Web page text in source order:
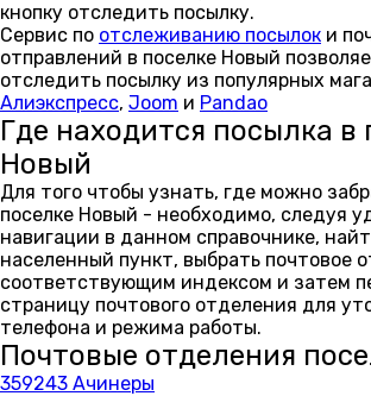
кнопку отследить посылку.
Сервис по отслеживанию посылок и
отправлений в поселке Новый
отследить посылку из популярных
Алиэкспресс, Joom и Pandao
Где находится посылка в
Новый
Для того чтобы узнать, где можно
поселке Новый - необходимо, следуя
навигации в данном справочнике,
населенный пункт, выбрать почтовое
соответствующим индексом и затем
страницу почтового отделения для
телефона и режима работы.
Почтовые отделения
359243 Ачинеры